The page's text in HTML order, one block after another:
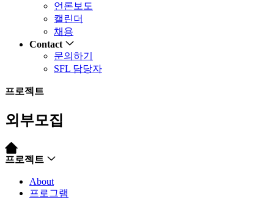
언론보도
캘린더
채용
Contact
문의하기
SFL 담당자
프로젝트
외부모집
프로젝트
About
프로그램